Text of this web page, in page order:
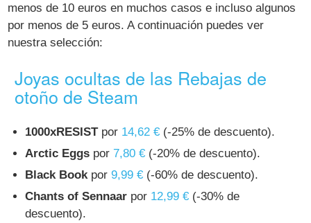
menos de 10 euros en muchos casos e incluso algunos
por menos de 5 euros. A continuación puedes ver
nuestra selección:
Joyas ocultas de las Rebajas de
otoño de Steam
1000xRESISTpor 14,62 € (-25% de descuento).
Arctic Eggs por7,80 € (-20% de descuento).
Black Book por9,99 € (-60% de descuento).
Chants of Sennaar por 12,99 € (-30% de
descuento).